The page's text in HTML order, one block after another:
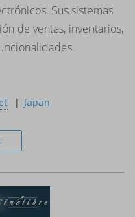
Sus sistemas
de ventas, inventarios,
Japan